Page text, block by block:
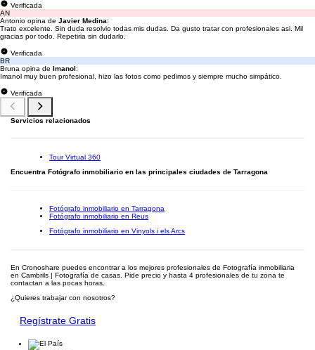
Verificada
AN
Antonio opina de Javier Medina:
Trato excelente. Sin duda resolvio todas mis dudas. Da gusto tratar con profesionales asi. Mil
gracias por todo. Repetiria sin dudarlo.
Verificada
BR
Bruna opina de Imanol:
Imanol muy buen profesional, hizo las fotos como pedimos y siempre mucho simpático.
Verificada
Servicios relacionados
Tour Virtual 360
Encuentra Fotógrafo inmobiliario en las principales ciudades de Tarragona
Fotógrafo inmobiliario en Tarragona
Fotógrafo inmobiliario en Reus
Fotógrafo inmobiliario en Vinyols i els Arcs
En Cronoshare puedes encontrar a los mejores profesionales de Fotografía inmobiliaria
en Cambrils | Fotografía de casas. Pide precio y hasta 4 profesionales de tu zona te
contactan a las pocas horas.
¿Quieres trabajar con nosotros?
Regístrate Gratis